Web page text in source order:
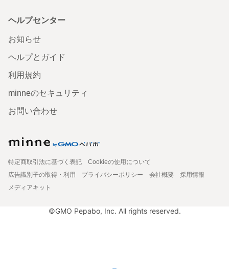
ヘルプセンター
お知らせ
ヘルプとガイド
利用規約
minneのセキュリティ
お問い合わせ
特定商取引法に基づく表記
Cookieの使用について
広告識別子の取得・利用
プライバシーポリシー 会社概要
採用情報
メディアキット
©GMO Pepabo, Inc. All rights reserved.